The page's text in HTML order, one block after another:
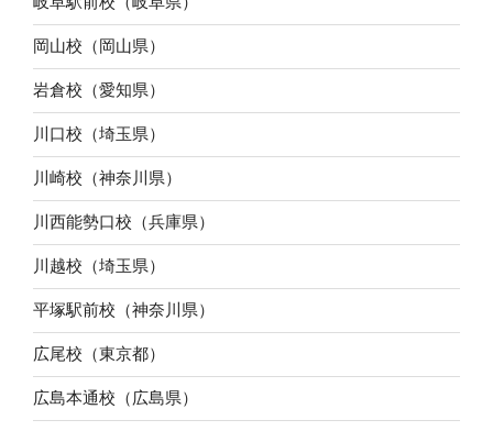
岡山校（岡山県）
岩倉校（愛知県）
川口校（埼玉県）
川崎校（神奈川県）
川西能勢口校（兵庫県）
川越校（埼玉県）
平塚駅前校（神奈川県）
広尾校（東京都）
広島本通校（広島県）